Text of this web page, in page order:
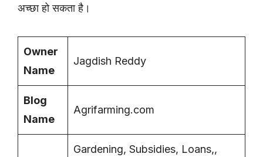
अच्छा हो सकता है।
Owner
Name
Jagdish Reddy
Blog
Name
Agrifarming.com
Gardening, Subsidies, Loans,,